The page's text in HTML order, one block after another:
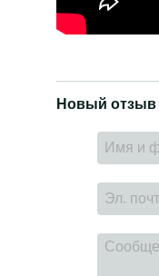
Новый отзыв